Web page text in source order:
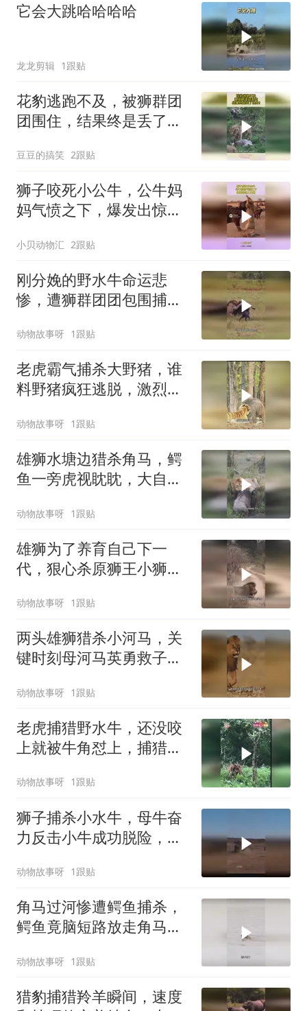
它会大跳哈哈哈哈
龙龙剪辑 1跟贴
花豹逃跑不及，被狮群团
团围住，结果终是丢了性
豆豆的搞笑 2跟贴
狮子咬死小公牛，公牛妈
妈气愤之下，爆发出惊人
小贝动物汇 2跟贴
刚分娩的野水牛命运悲
惨，遭狮群团团包围捕
动物故事呀 1跟贴
老虎霸气捕杀大野猪，谁
料野猪疯狂逃脱，激烈对
动物故事呀 1跟贴
雄狮水塘边猎杀角马，鳄
鱼一旁虎视眈眈，大自然
动物故事呀 1跟贴
雄狮为了养育自己下一
代，狠心杀原狮王小狮
动物故事呀 1跟贴
两头雄狮猎杀小河马，关
键时刻母河马英勇救子，
动物故事呀 1跟贴
老虎捕猎野水牛，还没咬
上就被牛角怼上，捕猎失
动物故事呀 1跟贴
狮子捕杀小水牛，母牛奋
力反击小牛成功脱险，惊
动物故事呀 1跟贴
角马过河惨遭鳄鱼捕杀，
鳄鱼竟脑短路放走角马，
动物故事呀 1跟贴
猎豹捕猎羚羊瞬间，速度